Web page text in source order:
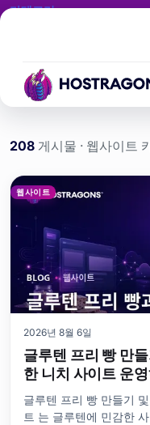
카테고리
홈페이지 블로그 웹사
208 게시물 · 웹사이트
웹사이트
웹사이트
2026년 8월 6일
글루텐 프리 빵 만
한 니치 사이트 운영
글루텐 프리 빵 만들기
트 는 글루텐에 민감한